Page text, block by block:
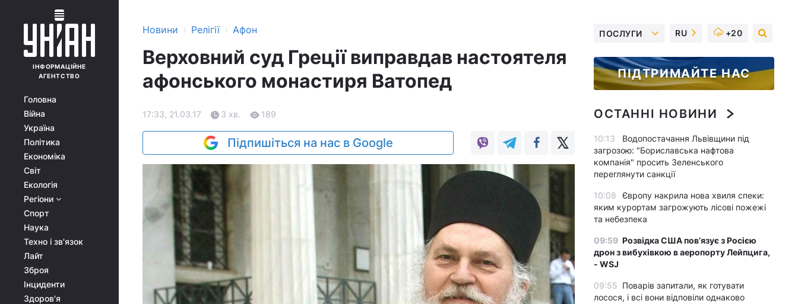
ІНФОРМАЦІЙНЕ
АГЕНТСТВО
Головна
Війна
Україна
Політика
Економіка
Світ
Екологія
Регіони
Спорт
Наука
Техно і зв'язок
Лайт
Зброя
Інциденти
Здоров'я
Новини › Релігії › Афон
Верховний суд Греції виправдав настоятеля
афонського монастиря Ватопед
17:33, 21.03.17 3 хв. 189
Підпишіться на нас в Google
ПОСЛУГИ RU +20
ПІДТРИМАЙТЕ НАС
ОСТАННІ НОВИНИ
10:13
Водопостачання Львівщини під
загрозою: "Бориславська нафтова
компанія" просить Зеленського
переглянути санкції
10:08
Європу накрила нова хвиля спеки:
яким курортам загрожують лісові пожежі
та небезпека
09:59 Розвідка США пов’язує з Росією
дрон з вибухівкою в аеропорту Лейпцига,
- WSJ
09:55 Поварів запитали, як готувати
лосося, і всі вони відповіли однаково